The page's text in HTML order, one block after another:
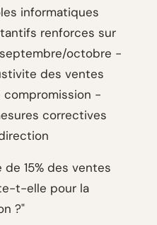
informatiques
renforces sur
octobre -
des ventes
-
correctives
de 15% des ventes
t-elle pour la
?"